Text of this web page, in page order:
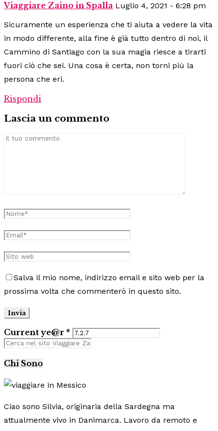
Viaggiare Zaino in Spalla Luglio 4, 2021 - 6:28 pm
Sicuramente un esperienza che ti aiuta a vedere la vita
in modo differente, alla fine è già tutto dentro di noi, il
Cammino di Santiago con la sua magia riesce a tirarti
fuori ciò che sei. Una cosa è certa, non torni più la
persona che eri.
Rispondi
Lascia un commento
Salva il mio nome, indirizzo email e sito web per la
prossima volta che commenterò in questo sito.
Current ye@r *
Chi Sono
Ciao sono Silvia, originaria della Sardegna ma
attualmente vivo in Danimarca. Lavoro da remoto e